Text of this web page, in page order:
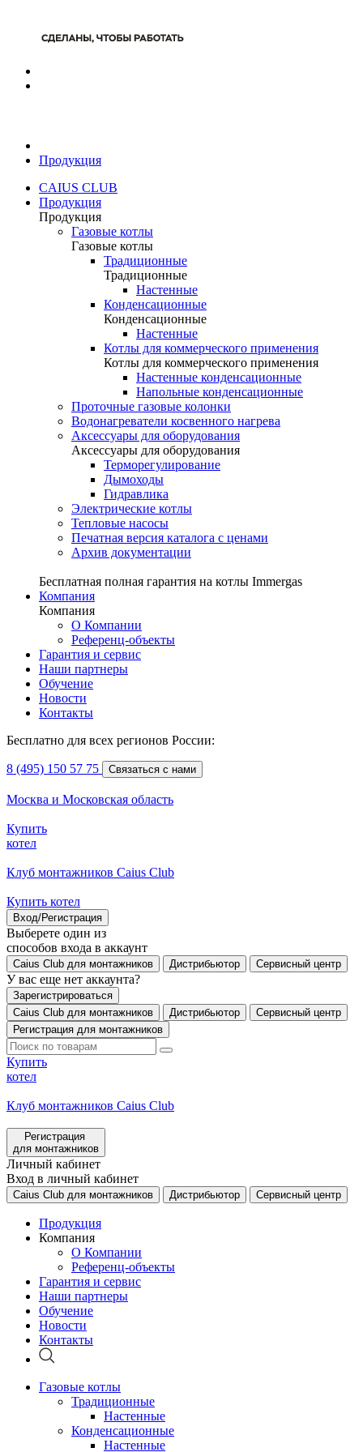
Продукция
CAIUS CLUB
Продукция
Продукция
Газовые котлы
Газовые котлы
Традиционные
Традиционные
Настенные
Конденсационные
Конденсационные
Настенные
Котлы для коммерческого применения
Котлы для коммерческого применения
Настенные конденсационные
Напольные конденсационные
Проточные газовые колонки
Водонагреватели косвенного нагрева
Аксессуары для оборудования
Аксессуары для оборудования
Терморегулирование
Дымоходы
Гидравлика
Электрические котлы
Тепловые насосы
Печатная версия каталога с ценами
Архив документации
Бесплатная полная гарантия на котлы Immergas
Компания
Компания
О Компании
Референц-объекты
Гарантия и сервис
Наши партнеры
Обучение
Новости
Контакты
Бесплатно для всех регионов России:
8 (495) 150 57 75 Связаться с нами
Москва и Московская область
Купить
котел
Клуб монтажников Caius Club
Купить котел
Вход/Регистрация
Выберете один из
способов входа в аккаунт
Caius Club для монтажников Дистрибьютор Сервисный центр
У вас еще нет аккаунта?
Зарегистрироваться
Caius Club для монтажников
Дистрибьютор
Сервисный центр
Регистрация для монтажников
Купить
котел
Клуб монтажников Caius Club
Регистрация
для монтажников
Личный кабинет
Вход в личный кабинет
Caius Club для монтажников Дистрибьютор Сервисный центр
Продукция
Компания
О Компании
Референц-объекты
Гарантия и сервис
Наши партнеры
Обучение
Новости
Контакты
Газовые котлы
Традиционные
Настенные
Конденсационные
Настенные